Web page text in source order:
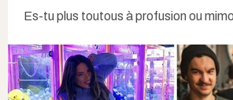
Es-tu plus toutous à profusion ou